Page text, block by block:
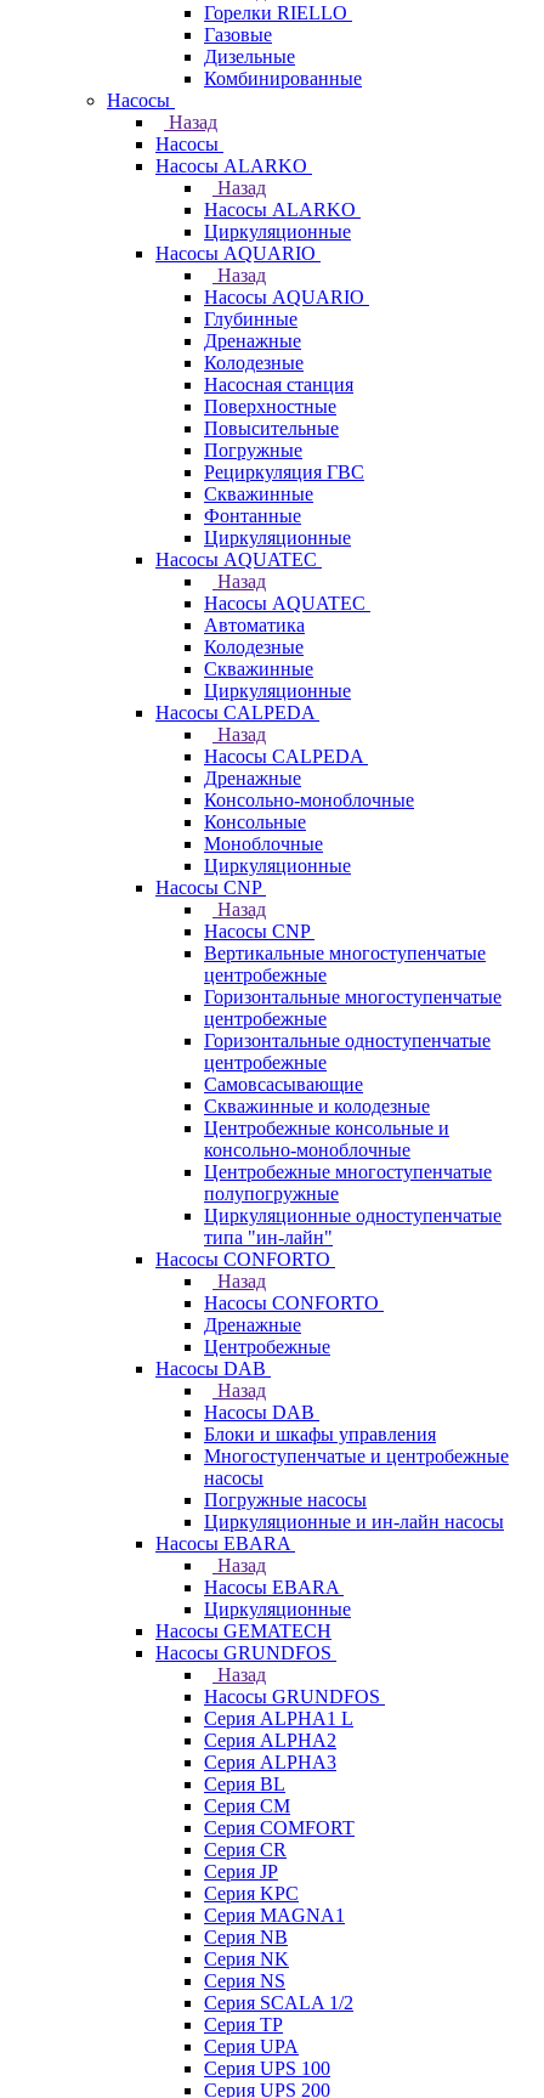
Горелки RIELLO
Газовые
Дизельные
Комбинированные
Насосы
Назад
Насосы
Насосы ALARKO
Назад
Насосы ALARKO
Циркуляционные
Насосы AQUARIO
Назад
Насосы AQUARIO
Глубинные
Дренажные
Колодезные
Насосная станция
Поверхностные
Повысительные
Погружные
Рециркуляция ГВС
Скважинные
Фонтанные
Циркуляционные
Насосы AQUATEC
Назад
Насосы AQUATEC
Автоматика
Колодезные
Скважинные
Циркуляционные
Насосы CALPEDA
Назад
Насосы CALPEDA
Дренажные
Консольно-моноблочные
Консольные
Моноблочные
Циркуляционные
Насосы CNP
Назад
Насосы CNP
Вертикальные многоступенчатые
центробежные
Горизонтальные многоступенчатые
центробежные
Горизонтальные одноступенчатые
центробежные
Самовсасывающие
Скважинные и колодезные
Центробежные консольные и
консольно-моноблочные
Центробежные многоступенчатые
полупогружные
Циркуляционные одноступенчатые
типа "ин-лайн"
Насосы CONFORTO
Назад
Насосы CONFORTO
Дренажные
Центробежные
Насосы DAB
Назад
Насосы DAB
Блоки и шкафы управления
Многоступенчатые и центробежные
насосы
Погружные насосы
Циркуляционные и ин-лайн насосы
Насосы EBARA
Назад
Насосы EBARA
Циркуляционные
Насосы GEMATECH
Насосы GRUNDFOS
Назад
Насосы GRUNDFOS
Серия ALPHA1 L
Серия ALPHA2
Серия ALPHA3
Серия BL
Серия CM
Серия COMFORT
Серия CR
Серия JP
Серия KPC
Серия MAGNA1
Серия NB
Серия NK
Серия NS
Серия SCALA 1/2
Серия TP
Серия UPA
Серия UPS 100
Серия UPS 200